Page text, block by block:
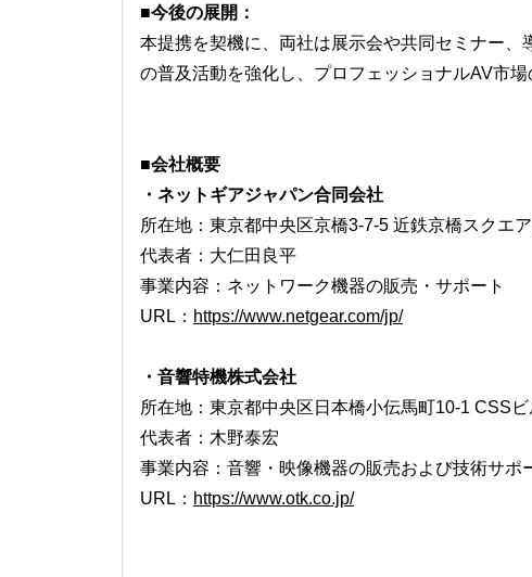
■今後の展開：
本提携を契機に、両社は展示会や共同セミナー
の普及活動を強化し、プロフェッショナルAV市
■会社概要
・ネットギアジャパン合同会社
所在地：東京都中央区京橋3-7-5 近鉄京橋スクエ
代表者：大仁田良平
事業内容：ネットワーク機器の販売・サポート
URL： https://www.netgear.com/jp/
・音響特機株式会社
所在地：東京都中央区日本橋小伝馬町10-1 CSS
代表者：木野泰宏
事業内容：音響・映像機器の販売および技術サポ
URL： https://www.otk.co.jp/